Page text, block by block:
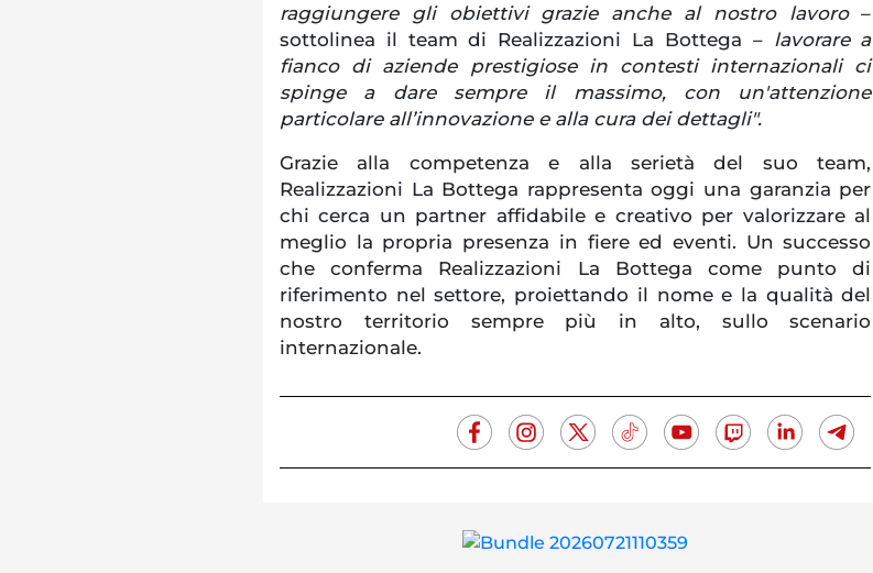
raggiungere gli obiettivi grazie anche al nostro lavoro–
sottolinea il team di Realizzazioni La Bottega – lavorare a
fianco di aziende prestigiose in contesti internazionali ci
spinge a dare sempre il massimo, con un'attenzione
particolare all’innovazione e alla cura dei dettagli".
Grazie alla competenza e alla serietà del suo team,
Realizzazioni La Bottega rappresenta oggi una garanzia per
chi cerca un partner affidabile e creativo per valorizzare al
meglio la propria presenza in fiere ed eventi. Un successo
che conferma Realizzazioni La Bottega come punto di
riferimento nel settore, proiettando il nome e la qualità del
nostro territorio sempre più in alto, sullo scenario
internazionale.